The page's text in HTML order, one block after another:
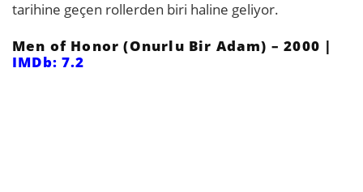
tarihine geçen rollerden biri haline geliyor.
Men of Honor (Onurlu Bir Adam) – 2000 |
IMDb: 7.2